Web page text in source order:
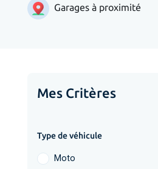
Garages à proximité
Mes Critères
Type de véhicule
Moto